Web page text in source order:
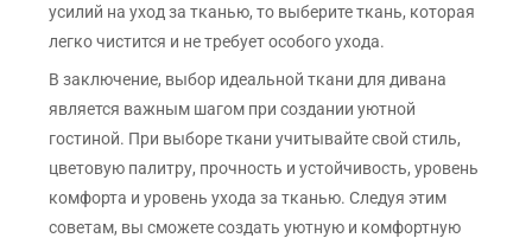
усилий на уход за тканью, то выберите ткань, которая
легко чистится и не требует особого ухода.
В заключение, выбор идеальной ткани для дивана
является важным шагом при создании уютной
гостиной. При выборе ткани учитывайте свой стиль,
цветовую палитру, прочность и устойчивость, уровень
комфорта и уровень ухода за тканью. Следуя этим
советам, вы сможете создать уютную и комфортную